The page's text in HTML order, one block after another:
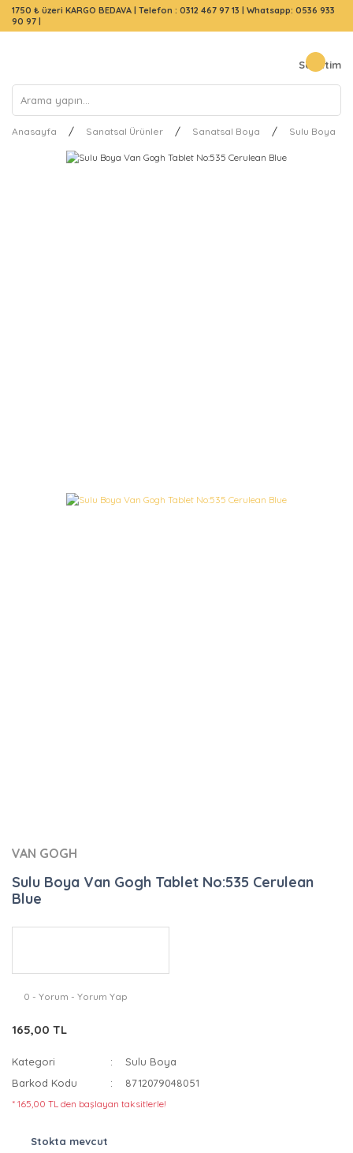
1750 ₺ üzeri KARGO BEDAVA | Telefon : 0312 467 97 13 | Whatsapp: 0536 933
90 97 |
Sepetim
Anasayfa Sanatsal Ürünler Sanatsal Boya Sulu Boya
VAN GOGH
Sulu Boya Van Gogh Tablet No:535 Cerulean
Blue
0 - Yorum - Yorum Yap
165,00 TL
Kategori
Sulu Boya
Barkod Kodu
8712079048051
* 165,00 TL den başlayan taksitlerle!
Stokta mevcut